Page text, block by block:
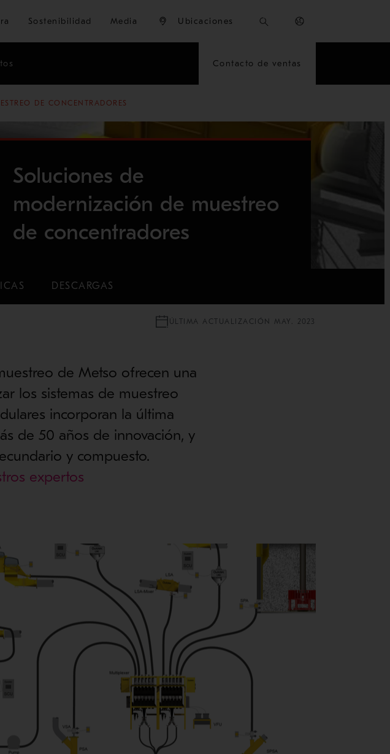
Sostenibilidad Media Ubicaciones
Contacto de ventas
DE CONCENTRADORES
Soluciones de
modernización de muestreo
de concentradores
DESCARGAS
ÚLTIMA ACTUALIZACIÓN MAY. 2023
de Metso ofrecen una
los sistemas de muestreo
incorporan la última
de 50 años de innovación, y
y compuesto.
expertos